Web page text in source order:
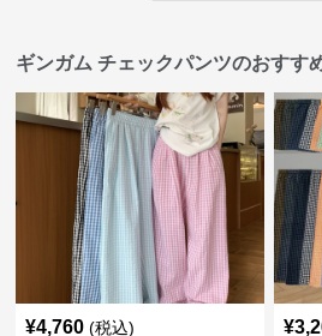
ギンガム チェックパンツのおすす
¥4,760 (税込) ¥